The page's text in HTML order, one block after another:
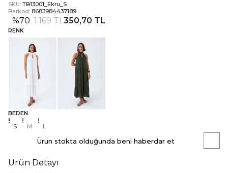
SKU: TB13001_Ekru_S
Barkod: 8683984437189
%70 1.169 TL350,70 TL
RENK
BEDEN
S M L
Ürün stokta olduğunda beni haberdar et
Ürün Detayı